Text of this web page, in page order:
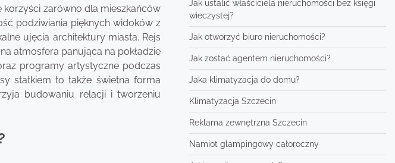
korzyści zarówno dla mieszkańców
podziwiania pięknych widoków z
ujęcia architektury miasta. Rejs
atmosfera panująca na pokładzie
programy artystyczne podczas
statkiem to także świetna forma
budowaniu relacji i tworzeniu
Jak ustalić właściciela nieruchomości bez księgi
wieczystej?
Jak otworzyć biuro nieruchomości?
Jak zostać agentem nieruchomości?
Jaka klimatyzacja do domu?
Klimatyzacja Szczecin
Reklama zewnętrzna Szczecin
Namiot glampingowy całoroczny